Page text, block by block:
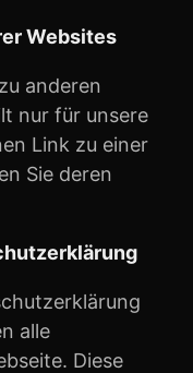
Websites
anderen
nur für unsere
Link zu einer
Sie deren
alle
Diese